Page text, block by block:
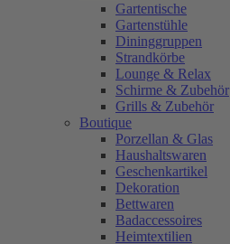
Gartentische
Gartenstühle
Dininggruppen
Strandkörbe
Lounge & Relax
Schirme & Zubehör
Grills & Zubehör
Boutique
Porzellan & Glas
Haushaltswaren
Geschenkartikel
Dekoration
Bettwaren
Badaccessoires
Heimtextilien